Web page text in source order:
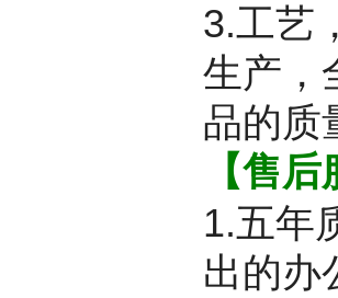
3.工艺
生产，
品的质
【售
1.五年
出的办